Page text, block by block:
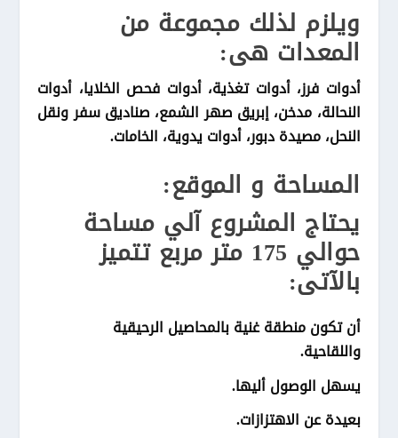
ويلزم لذلك مجموعة من
المعدات هى:
أدوات فرز، أدوات تغذية، أدوات فحص الخلايا، أدوات
النحالة، مدخن، إبريق صهر الشمع، صناديق سفر ونقل
النحل، مصيدة دبور، أدوات يدوية، الخامات.
المساحة و الموقع:
يحتاج المشروع آلي مساحة
حوالي 175 متر مربع تتميز
بالآتى:
أن تكون منطقة غنية بالمحاصيل الرحيقية
واللقاحية.
يسهل الوصول أليها.
بعيدة عن الاهتزازات.